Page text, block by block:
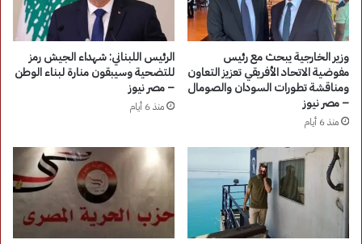
وزير الخارجية يبحث مع رئيس
مفوضية الاتحاد الأفريقي تعزيز التعاون
ومناقشة تطورات السودان والصومال
– مصر نيوز
منذ 6 أيام
الرئيس اللبناني: شهداء الجيش رمز
للتضحية وسيبقون منارة لبناء الوطن
– مصر نيوز
منذ 6 أيام